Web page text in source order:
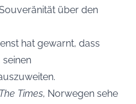
über den
hat gewarnt, dass
The Times, Norwegen sehe